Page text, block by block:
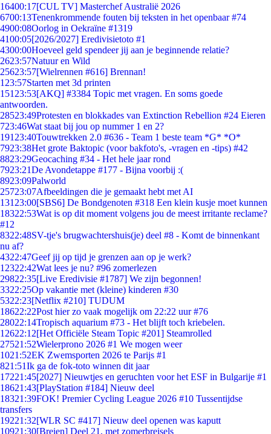
16400:17[CUL TV] Masterchef Australië 2026
6700:13Tenenkrommende fouten bij teksten in het openbaar #74
4900:08Oorlog in Oekraïne #1319
4100:05[2026/2027] Eredivisietoto #1
4300:00Hoeveel geld spendeer jij aan je beginnende relatie?
2623:57Natuur en Wild
25623:57[Wielrennen #616] Brennan!
1 23:57Starten met 3d printen
151 23:53[AKQ] #3384 Topic met vragen. En soms goede
antwoorden.
28523:49Protesten en blokkades van Extinction Rebellion #24 Eieren
723:46Wat staat bij jou op nummer 1 en 2?
191 23:40Touwtrekken 2.0 #636 - Team 1 beste team *G* *O*
7923:38Het grote Baktopic (voor bakfoto's, -vragen en -tips) #42
8823:29Geocaching #34 - Het hele jaar rond
7923:21De Avondetappe #177 - Bijna voorbij :(
8923:09Palworld
25723:07Afbeeldingen die je gemaakt hebt met AI
131 23:00[SBS6] De Bondgenoten #318 Een klein kusje moet kunnen
18322:53Wat is op dit moment volgens jou de meest irritante reclame?
#12
8322:48SV-tje's brugwachtershuis(je) deel #8 - Komt de binnenkant
nu af?
4322:47Geef jij op tijd je grenzen aan op je werk?
12322:42Wat lees je nu? #96 zomerlezen
29822:35[Live Eredivisie #1787] We zijn begonnen!
3322:25Op vakantie met (kleine) kinderen #30
5322:23[Netflix #210] TUDUM
18622:22Post hier zo vaak mogelijk om 22:22 uur #76
28022:14Tropisch aquarium #73 - Het blijft toch kriebelen.
12622:12[Het Officiële Steam Topic #201] Steamrolled
27521:52Wielerprono 2026 #1 We mogen weer
1021:52EK Zwemsporten 2026 te Parijs #1
821:51Ik ga de fok-toto winnen dit jaar
17221:45[2027] Nieuwtjes en geruchten voor het ESF in Bulgarije #1
18621:43[PlayStation #184] Nieuw deel
18321:39FOK! Premier Cycling League 2026 #10 Tussentijdse
transfers
19221:32[WLR SC #417] Nieuw deel openen was kaputt
10921:30[Breien] Deel 21, met zomerbreisels